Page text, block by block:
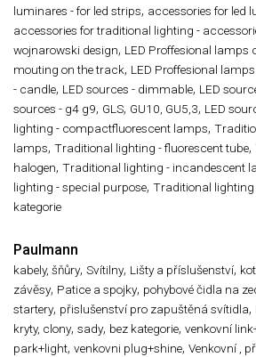
luminares - for led strips, accessories for led
accessories for traditional lighting -
wojnarowski design, LED Proffesional lamps
mouting on the track, LED Proffesional
- candle, LED sources - dimmable, LED
sources - g4 g9, GLS, GU10, GU5,3, LED
lighting - compactfluorescent lamps,
lamps, Traditional lighting - fluorescent tube,
halogen, Traditional lighting - incandescent
lighting - special purpose, Traditional
kategorie
Paulmann
kabely, šňůry, Svítilny, Lišty a příslušenství,
závěsy, Patice a spojky, pohybové čidla na
startery, přislušenství pro zapuštěná svítidla,
kryty, clony, sady, bez kategorie, venkovní
park+light, venkovni plug+shine, Venkovní ,